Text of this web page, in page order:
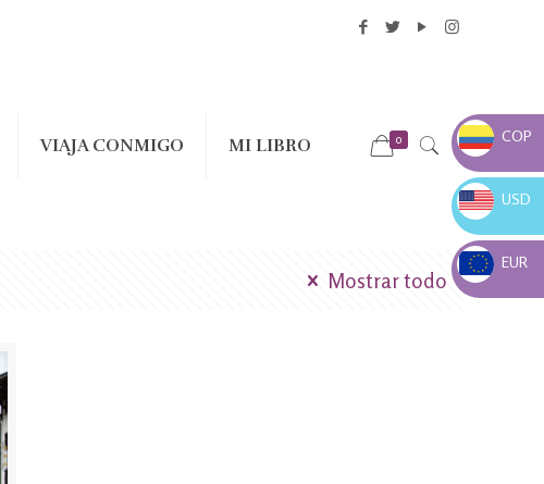
VIAJA CONMIGO MI LIBRO 0
Mostrar todo
COP $
COP
USD $
USD
EUR €
EUR